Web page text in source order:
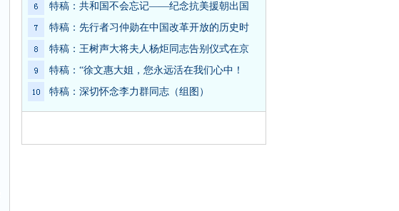
特稿：共和国不会忘记——纪念抗美援朝出国
特稿：先行者习仲勋在中国改革开放的历史时
特稿：王树声大将夫人杨炬同志告别仪式在京
特稿：“徐文惠大姐，您永远活在我们心中！
特稿：深切怀念李力群同志（组图）